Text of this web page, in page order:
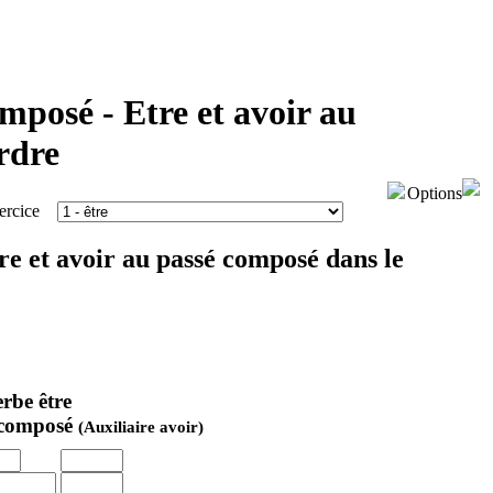
- Etre et avoir au
Options
et avoir au passé composé dans le
être
(Auxiliaire avoir)